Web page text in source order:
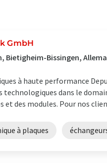
GmbH
Bietigheim-Bissingen,
à haute performance
dans le
des modules. Pour nos
à plaques